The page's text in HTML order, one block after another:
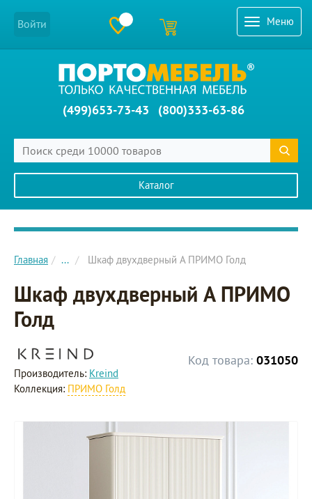
Меню
Войти
(499)653-73-43 (800)333-63-86
Каталог
Главное меню сайта
Главная ... Шкаф двухдверный A ПРИМО Голд
Шкаф двухдверный A ПРИМО
Голд
Код товара: 031050
Производитель: Kreind
Коллекция: ПРИМО Голд